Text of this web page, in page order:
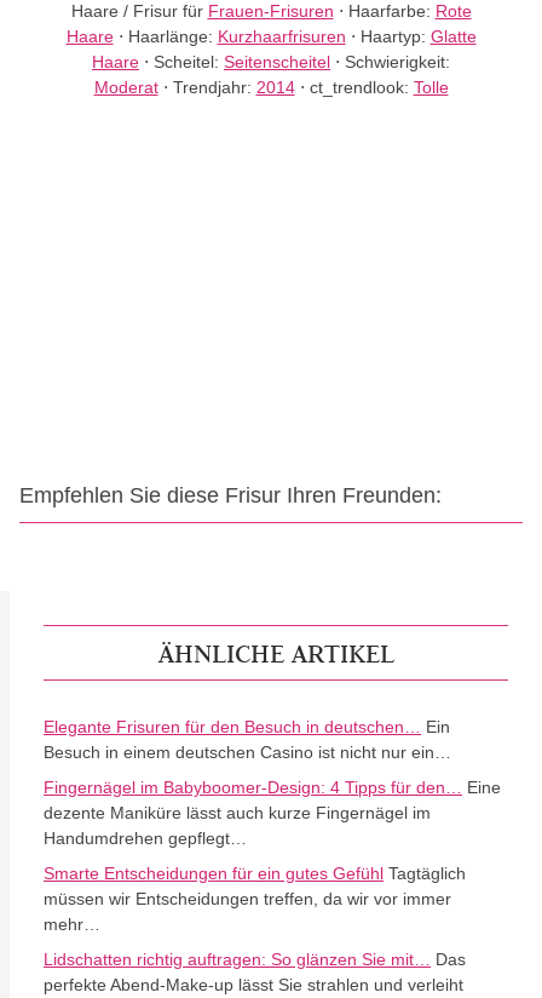
Haare / Frisur für Frauen-Frisuren ⋅ Haarfarbe: Rote
Haare⋅ Haarlänge: Kurzhaarfrisuren ⋅ Haartyp: Glatte
Haare ⋅ Scheitel: Seitenscheitel ⋅ Schwierigkeit:
Moderat⋅ Trendjahr: 2014⋅ ct_trendlook: Tolle
Empfehlen Sie diese Frisur Ihren Freunden:
ÄHNLICHE ARTIKEL
Elegante Frisuren für den Besuch in deutschen…
Ein
Besuch in einem deutschen Casino ist nicht nur ein…
Fingernägel im Babyboomer-Design: 4 Tipps für den…
Eine
dezente Maniküre lässt auch kurze Fingernägel im
Handumdrehen gepflegt…
Smarte Entscheidungen für ein gutes Gefühl Tagtäglich
müssen wir Entscheidungen treffen, da wir vor immer
mehr…
Lidschatten richtig auftragen: So glänzen Sie mit…
Das
perfekte Abend-Make-up lässt Sie strahlen und verleiht